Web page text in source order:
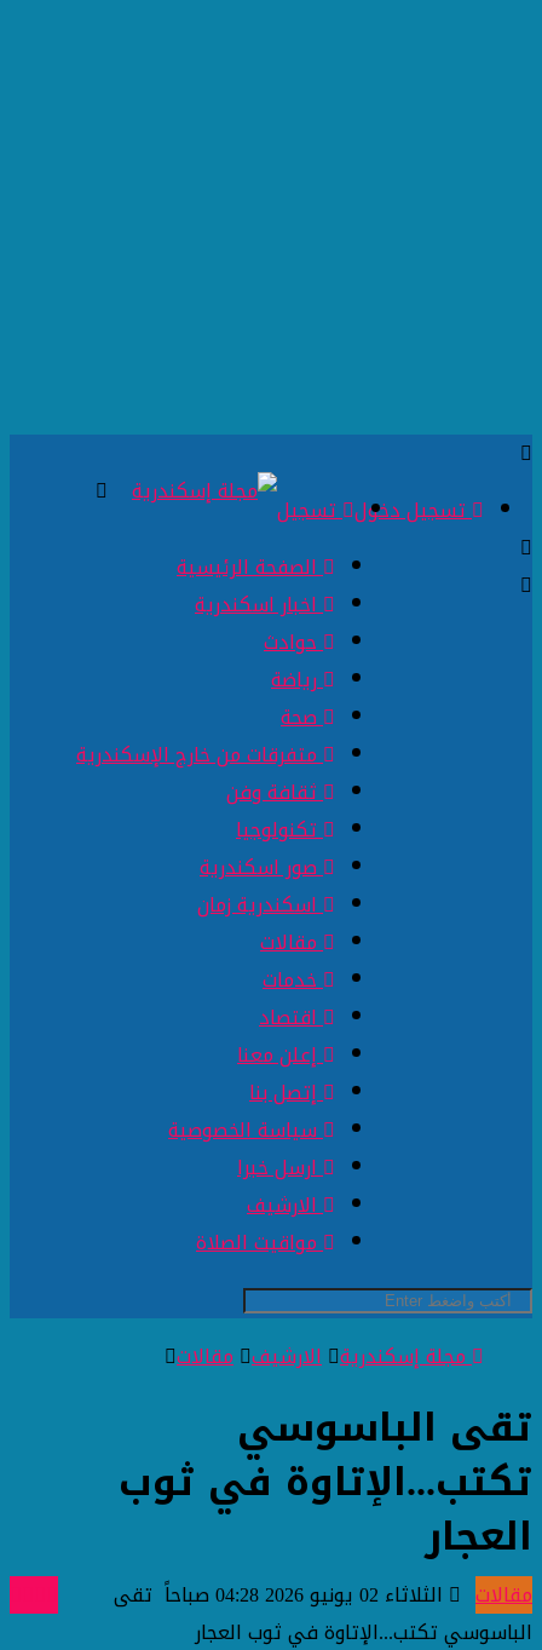
تسجيل دخول تسجيل
الصفحة الرئيسية
اخبار اسكندرية
حوادث
رياضة
صحة
متفرقات من خارج الإسكندرية
ثقافة وفن
تكنولوجيا
صور اسكندرية
اسكندرية زمان
مقالات
خدمات
اقتصاد
إعلن معنا
إتصل بنا
سياسة الخصوصية
ارسل خبرا
الارشيف
مواقيت الصلاة
مجلة إسكندرية الارشيف مقالات
تقى الباسوسي
تكتب...الإتاوة في ثوب
العجار
مقالات الثلاثاء 02 يونيو 2026 04:28 صباحاً
تقى
الباسوسي تكتب...الإتاوة في ثوب العجار